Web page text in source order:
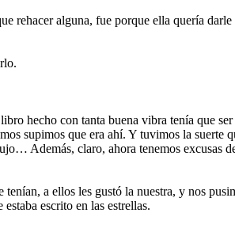
rehacer alguna, fue porque ella quería
hecho con tanta buena vibra tenía que
supimos que era ahí. Y tuvimos la suerte
Además, claro, ahora tenemos excusas
a ellos les gustó la nuestra, y nos
escrito en las estrellas.